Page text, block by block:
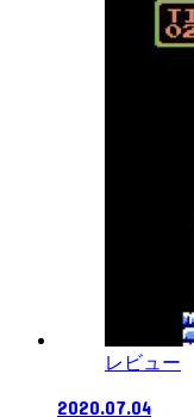
レビュー
2020.07.04